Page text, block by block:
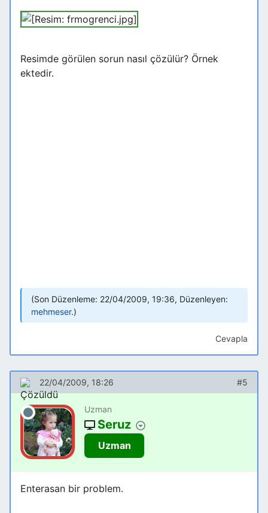
Resimde görülen sorun nasıl çözülür? Örnek
ektedir.
Son Düzenleme: 22/04/2009, 19:36, Düzenleyen:
mehmeser.
Cevapla
22/04/2009, 18:26 #5
Uzman
Seruz
Uzman
Enterasan bir problem.